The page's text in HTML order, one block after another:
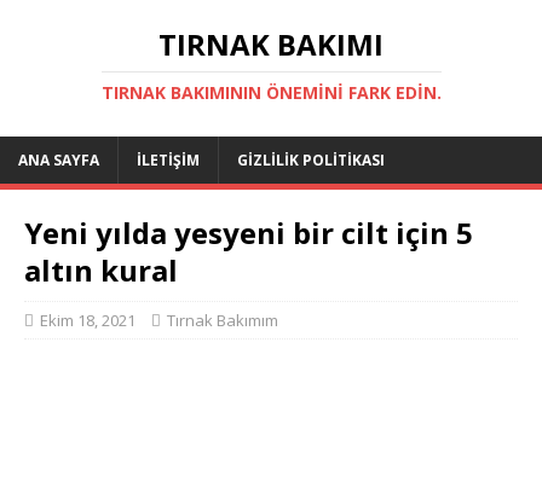
TIRNAK BAKIMI
TIRNAK BAKIMININ ÖNEMINI FARK EDIN.
ANA SAYFA İLETIŞIM GIZLILIK POLITIKASI
Yeni yılda yesyeni bir cilt için 5
altın kural
Ekim 18, 2021 Tırnak Bakımım